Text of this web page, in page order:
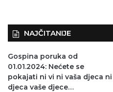
NAJČITANIJE
Gospina poruka od
01.01.2024: Nećete se
pokajati ni vi ni vaša djeca ni
djeca vaše djece…